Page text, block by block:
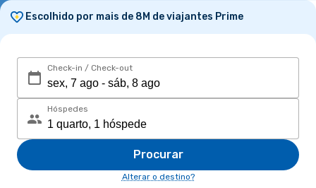
Escolhido por mais de 8M de viajantes Prime
Check-in / Check-out
Hóspedes
Procurar
Alterar o destino?